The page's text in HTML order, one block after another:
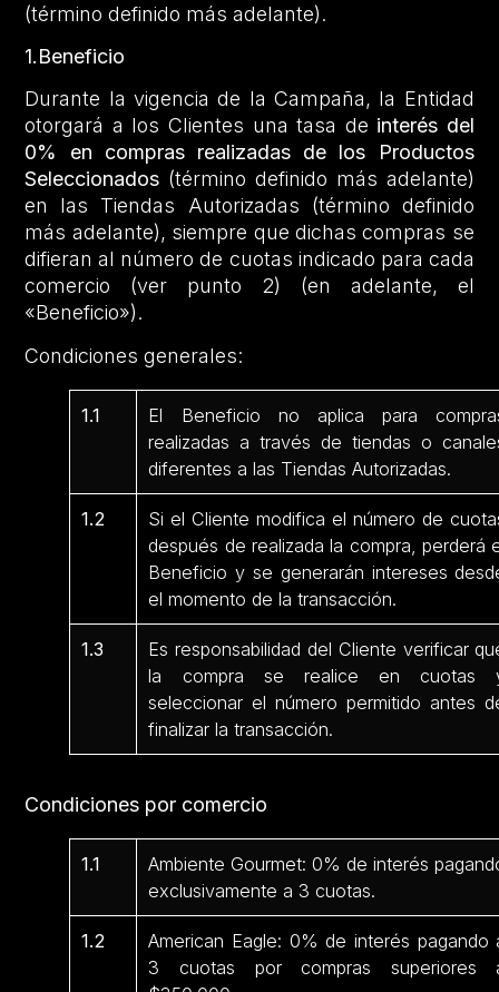
(término definido más adelante).
1.Beneficio
Durante la vigencia de la Campaña, la Entidad
otorgará a los Clientes una tasa de interés del
0% en compras realizadas de los Productos
Seleccionados (término definido más adelante)
en las Tiendas Autorizadas (término definido
más adelante), siempre que dichas compras se
difieran al número de cuotas indicado para cada
comercio (ver punto 2) (en adelante, el
«Beneficio»).
Condiciones generales:
1.1
El Beneficio no aplica para
realizadas a través de tiendas o
diferentes a las Tiendas Autorizadas.
1.2
Si el Cliente modifica el número de
después de realizada la compra, perderá
Beneficio y se generarán intereses
el momento de la transacción.
1.3
Es responsabilidad del Cliente verificar
la compra se realice en cuotas
seleccionar el número permitido antes
finalizar la transacción.
Condiciones por comercio
1.1
Ambiente Gourmet: 0% de interés
exclusivamente a 3 cuotas.
1.2
American Eagle: 0% de interés pagando
3 cuotas por compras superiores